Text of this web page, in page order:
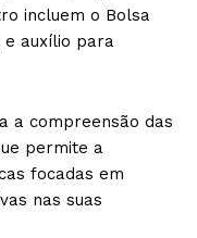
incluem o Bolsa
e auxílio para
a compreensão das
permite a
focadas em
nas suas